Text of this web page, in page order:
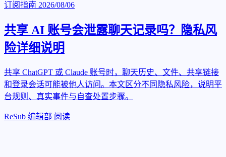
订阅指南 2026/08/06
共享 AI 账号会泄露聊天记录吗？隐私风
险详细说明
共享 ChatGPT 或 Claude 账号时，聊天历史、文件、共享链接
和登录会话可能被他人访问。本文区分不同隐私风险，说明平
台规则、真实事件与自查处置步骤。
ReSub 编辑部 阅读